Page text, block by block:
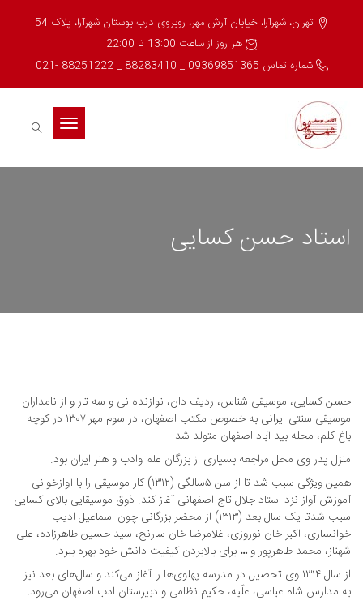
تهران، شهرآرا، خیابان آرش مهر، روبروی درب بوستان شهرآرا، پلاک 54
هر روز از ساعت 13:00 تا 22:00
شماره تماس 09369851365 _ 88283410 _ 88251222 -021
Toggle
navigation
استاد حسن کسایی
حسن کسایی، موسیقی شناس، ردیف دان، نوازنده نی و سه تار و از نامداران
موسیقی سنتی ایرانی به خصوص مکتب اصفهان، در سوم مهر ۱۳۰۷ در کوچه
باغ کلم، محله بید آباد اصفهان متولد شد
منزل پدر وی محل مراجعه بسیاری از بزرگان علم وادب و هنر ایران بود.
همین ویژگی سبب شد تا از سن ۵سالگی (۱۳۱۲) کار موسیقی را با آوازخوانی
آموزش آواز نزد استاد جلال تاج اصفهانی آغاز کند. ذوق موسیقایی بالای کسایی
سبب شدتا یک سال بعد (۱۳۱۳) از محضر بزرگانی چون اسماعیل ادیب
خوانساری، اکبر خان نوروزی، غلامرضا خان سارنج، سید حسین طاهرزاده، علی
شهناز، محمد طاهرپور و … برای بالابردن کیفیت دانش خود بهره ببرد.
از سال ۱۳۱۴ وی تحصیل در مدرسه پهلوی‌ها را آغاز می‌کند و سال‌های بعد نیز
به مدارس شاه عباسی، علّیه، حکیم نظامی و دبیرستان ادب اصفهان می‌رود.